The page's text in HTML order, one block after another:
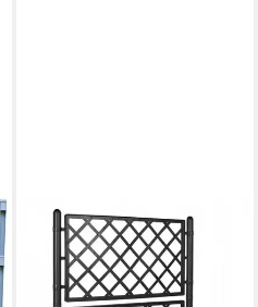
KREHER
Spalier XL Spalier in Holz
Optik in Anthrazit (breite
Version), 1 St.